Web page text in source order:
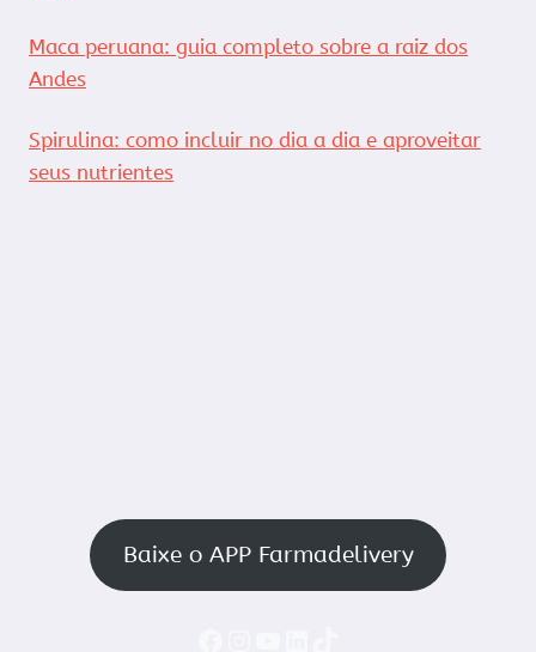
Maca peruana: guia completo sobre a raiz dos
Andes
Spirulina: como incluir no dia a dia e aproveitar
seus nutrientes
Baixe o APP Farmadelivery